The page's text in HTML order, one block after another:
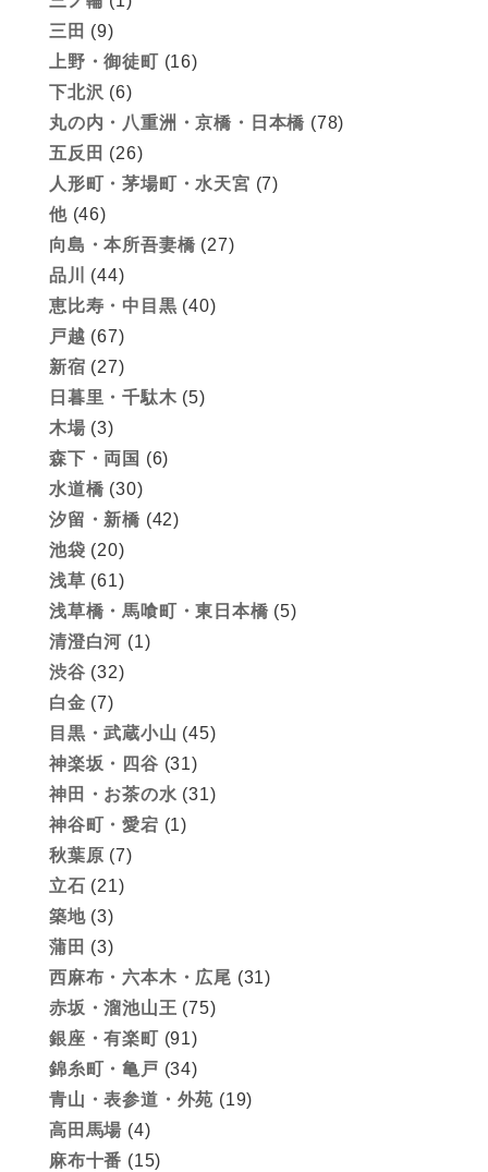
三田 (9)
上野・御徒町 (16)
下北沢 (6)
丸の内・八重洲・京橋・日本橋 (78)
五反田 (26)
人形町・茅場町・水天宮 (7)
他(46)
向島・本所吾妻橋 (27)
品川
(44)
恵比寿・中目黒 (40)
戸越 (67)
新宿 (27)
日暮里・千駄木 (5)
木場 (3)
森下・両国 (6)
水道橋 (30)
汐留・新橋 (42)
池袋 (20)
浅草 (61)
浅草橋・馬喰町・東日本橋 (5)
清澄白河 (1)
渋谷 (32)
白金 (7)
目黒・武蔵小山 (45)
神楽坂・四谷 (31)
神田・お茶の水 (31)
神谷町・愛宕 (1)
秋葉原 (7)
立石 (21)
築地(3)
蒲田 (3)
西麻布・六本木・広尾 (31)
赤坂・溜池山王 (75)
銀座・有楽町 (91)
錦糸町・亀戸 (34)
青山・表参道・外苑 (19)
高田馬場 (4)
麻布十番 (15)